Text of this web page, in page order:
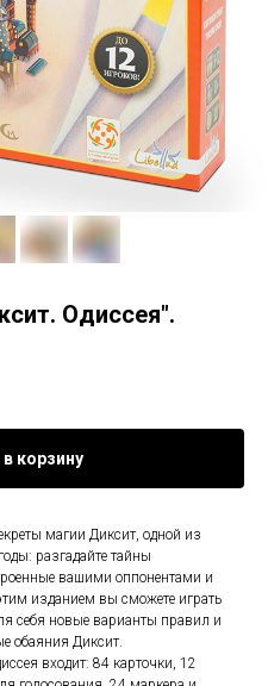
Одиссея".
корзину
магии Диксит, одной из
разгадайте тайны
вашими оппонентами и
изданием вы сможете играть
себя новые варианты правил и
обаяния Диксит.
входит: 84 карточки, 12